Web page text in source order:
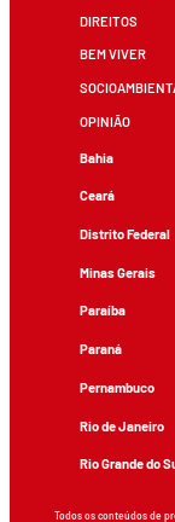
DIREITOS
BEM VIVER
OPINIÃO
Bahia
Ceará
Distrito Federal
Minas Gerais
Paraíba
Paraná
Pernambuco
Rio de Janeiro
Rio Grande do
Todos os conteúdos de